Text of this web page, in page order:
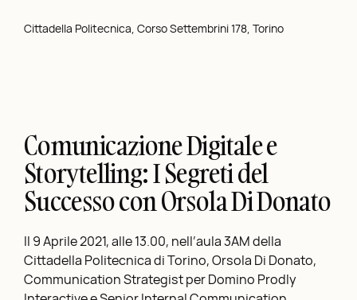
Cittadella Politecnica, Corso Settembrini 178, Torino
Comunicazione Digitale e
Storytelling: I Segreti del
Successo con Orsola Di Donato
Il 9 Aprile 2021, alle 13.00, nell’aula 3AM della
Cittadella Politecnica di Torino, Orsola Di Donato,
Communication Strategist per Domino Prodly